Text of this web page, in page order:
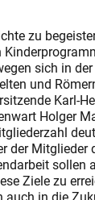
zu
sich in
und
Karl-
Holger
der Mitglieder
sollen
Ziele zu